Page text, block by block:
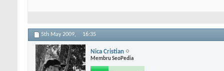
5th May 2009, 16:35
Nica Cristian
Membru SeoPedia